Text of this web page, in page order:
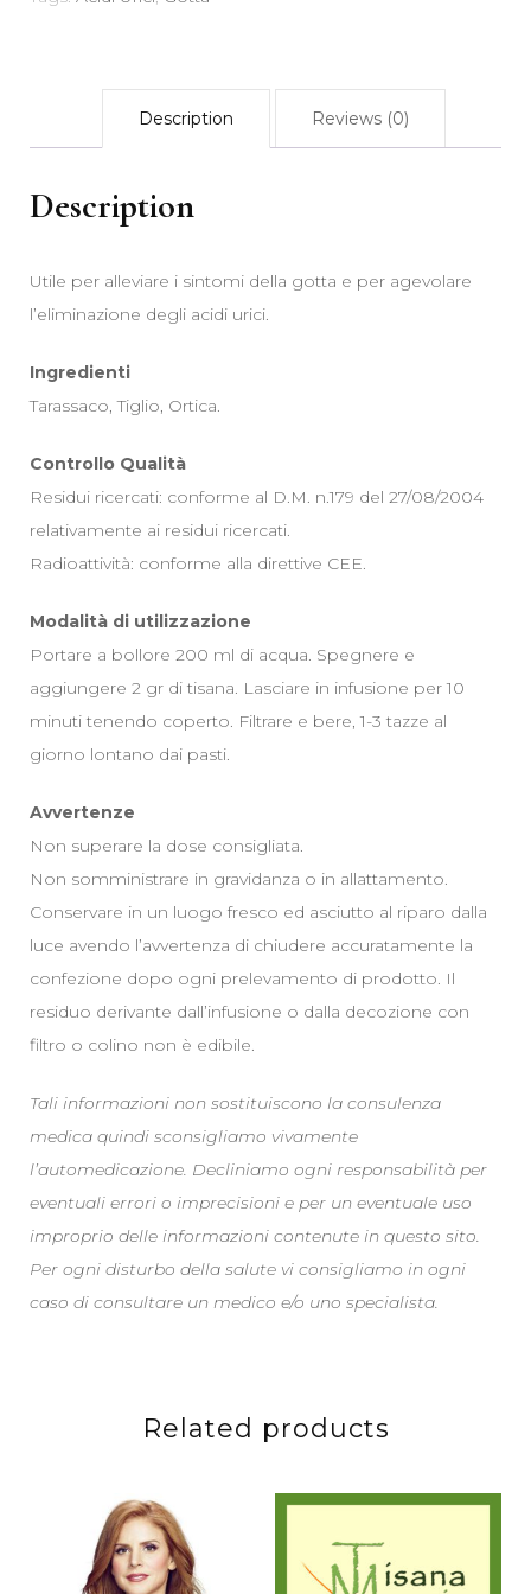
Description Reviews (0)
Description
Utile per alleviare i sintomi della gotta e per agevolare
l’eliminazione degli acidi urici.
Ingredienti
Tarassaco, Tiglio, Ortica.
Controllo Qualità
Residui ricercati: conforme al D.M. n.179 del 27/08/2004
relativamente ai residui ricercati.
Radioattività: conforme alla direttive CEE.
Modalità di utilizzazione
Portare a bollore 200 ml di acqua. Spegnere e
aggiungere 2 gr di tisana. Lasciare in infusione per 10
minuti tenendo coperto. Filtrare e bere, 1-3 tazze al
giorno lontano dai pasti.
Avvertenze
Non superare la dose consigliata.
Non somministrare in gravidanza o in allattamento.
Conservare in un luogo fresco ed asciutto al riparo dalla
luce avendo l’avvertenza di chiudere accuratamente la
confezione dopo ogni prelevamento di prodotto. Il
residuo derivante dall’infusione o dalla decozione con
filtro o colino non è edibile.
Tali informazioni non sostituiscono la consulenza
medica quindi sconsigliamo vivamente
l’automedicazione. Decliniamo ogni responsabilità per
eventuali errori o imprecisioni e per un eventuale uso
improprio delle informazioni contenute in questo sito.
Per ogni disturbo della salute vi consigliamo in ogni
caso di consultare un medico e/o uno specialista.
Related products